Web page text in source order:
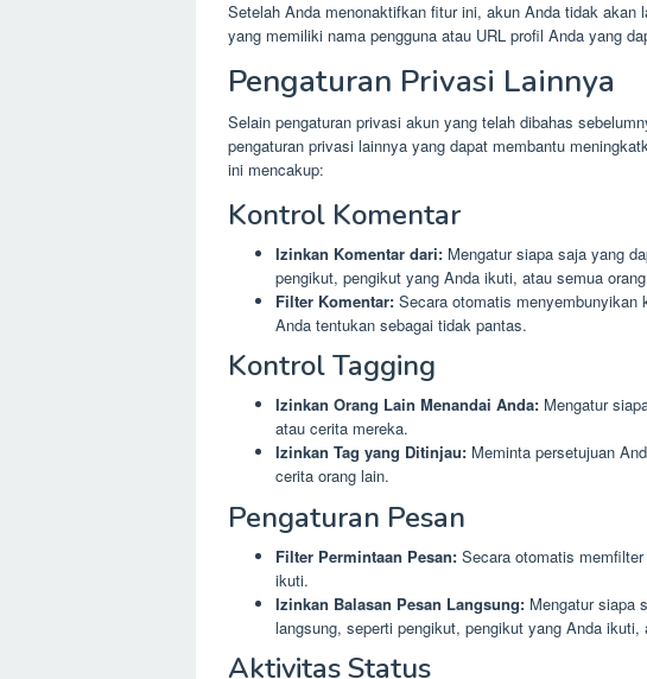
Setelah Anda menonaktifkan fitur ini, akun Anda tidak akan
yang memiliki nama pengguna atau URL profil Anda yang
Pengaturan Privasi Lainnya
Selain pengaturan privasi akun yang telah dibahas
pengaturan privasi lainnya yang dapat membantu
ini mencakup:
Kontrol Komentar
Izinkan Komentar dari: Mengatur siapa saja yang
pengikut, pengikut yang Anda ikuti, atau semua
Filter Komentar: Secara otomatis menyembunyikan
Anda tentukan sebagai tidak pantas.
Kontrol Tagging
Izinkan Orang Lain Menandai Anda: Mengatur
atau cerita mereka.
Izinkan Tag yang Ditinjau: Meminta persetujuan
cerita orang lain.
Pengaturan Pesan
Filter Permintaan Pesan: Secara otomatis
ikuti.
Izinkan Balasan Pesan Langsung: Mengatur siapa
langsung, seperti pengikut, pengikut yang Anda ikuti,
Aktivitas Status